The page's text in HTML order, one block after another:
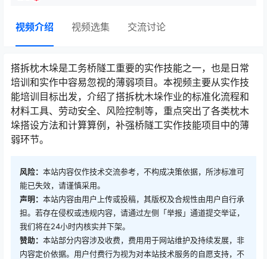
视频介绍 视频选集 交流讨论
搭拆枕木垛是工务桥隧工重要的实作技能之一，也是日常
培训和实作中容易忽视的薄弱项目。本视频主要从实作技
能培训目标出发，介绍了搭拆枕木垛作业的标准化流程和
材料工具、劳动安全、风险控制等，重点突出了各类枕木
垛搭设方法和计算算例，补强桥隧工实作技能项目中的薄
弱环节。󠅅󠅃󠄵󠅂󠄪󠇖󠆨󠆨󠇕󠆞󠆒󠅬󠇘󠆭󠆘󠇙󠆝󠅵󠇗󠆭󠆁󠄐󠇗󠅹󠅸󠇖󠆍󠅳󠇖󠅹󠅰󠇖󠆌󠅹
风险： 本站内容仅作技术交流参考，不构成决策依据，所涉标准可
能已失效，请谨慎采用。
声明： 本站内容由用户上传或投稿，其版权及合规性由用户自行承
担。若存在侵权或违规内容，请通过左侧「举报」通道提交举证，
我们将在24小时内核实并下架。
赞助： 本站部分内容涉及收费，费用用于网站维护及持续发展，非
内容定价依据。用户付费行为视为对本站技术服务的自愿支持，不